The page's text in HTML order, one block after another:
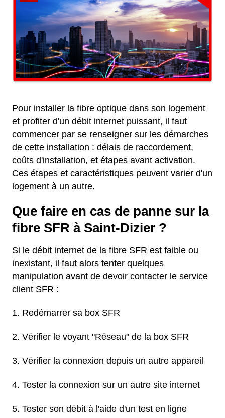
Pour installer la fibre optique dans son logement
et profiter d'un débit internet puissant, il faut
commencer par se renseigner sur les démarches
de cette installation : délais de raccordement,
coûts d'installation, et étapes avant activation.
Ces étapes et caractéristiques peuvent varier d'un
logement à un autre.
Que faire en cas de panne sur la
fibre SFR à Saint-Dizier ?
Si le débit internet de la fibre SFR est faible ou
inexistant, il faut alors tenter quelques
manipulation avant de devoir contacter le service
client SFR :
Redémarrer sa box SFR
Vérifier le voyant "Réseau" de la box SFR
Vérifier la connexion depuis un autre appareil
Tester la connexion sur un autre site internet
Tester son débit à l'aide d'un test en ligne